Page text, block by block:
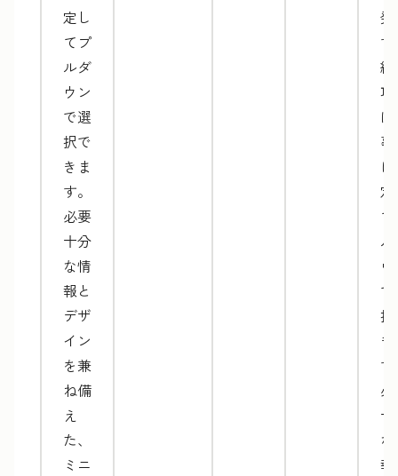
定し
てプ
ルダ
ウン
で選
択で
きま
す。
必要
十分
な情
報と
デザ
イン
を兼
ね備
え
た、
ミニ
発
納
項
択
報